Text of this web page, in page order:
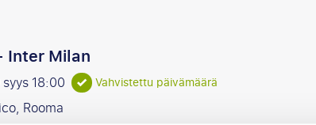
Inter Milan
18:00 Vahvistettu päivämäärä
Rooma